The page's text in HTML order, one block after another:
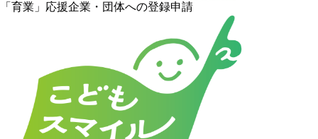
「育業」応援企業・団体への登録申請